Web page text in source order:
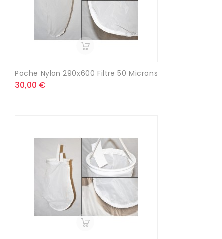
Poche Nylon 290x600 Filtre 50 Microns
30,00 €